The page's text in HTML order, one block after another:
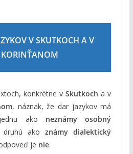
V SKUTKOCH A V
KORINŤANOM
konkrétne vSkutkoch a v
, náznak, že dar jazykov má
ako neznámy osobný
akoznámy dialektický
je nie.